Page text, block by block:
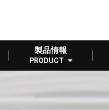
製品情報
PRODUCT